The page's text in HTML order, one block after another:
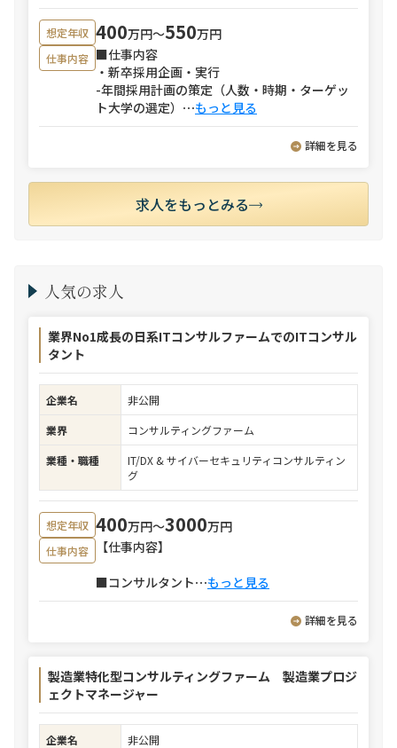
想定年収 400万円〜550万円
仕事内容 ■仕事内容
・新卒採用企画・実行
-年間採用計画の策定（人数・時期・ターゲッ
ト大学の選定） ⋯もっと見る
詳細を見る
求人をもっとみる
人気の求人
業界No1成長の日系ITコンサルファームでのITコンサル
タント
企業名
非公開
業界
コンサルティングファーム
業種・職種
IT/DX & サイバーセキュリティコンサルティン
グ
想定年収 400万円〜3000万円
仕事内容
【仕事内容】
■コンサルタント⋯もっと見る
詳細を見る
製造業特化型コンサルティングファーム 製造業プロジ
ェクトマネージャー
企業名
非公開